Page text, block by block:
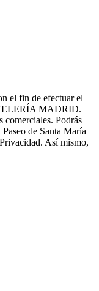
el fin de efectuar el
MADRID.
comerciales. Podrás
de Santa María
Así mismo,